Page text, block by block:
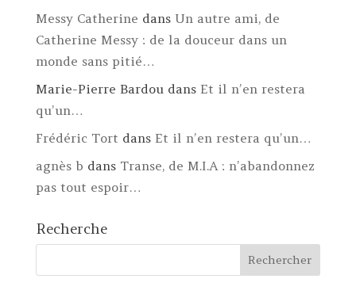
Messy Catherine dans Un autre ami, de
Catherine Messy : de la douceur dans un
monde sans pitié…
Marie-Pierre Bardoudans Et il n’en restera
qu’un…
Frédéric Tort dans Et il n’en restera qu’un…
agnès b dans Transe, de M.I.A : n’abandonnez
pas tout espoir…
Recherche